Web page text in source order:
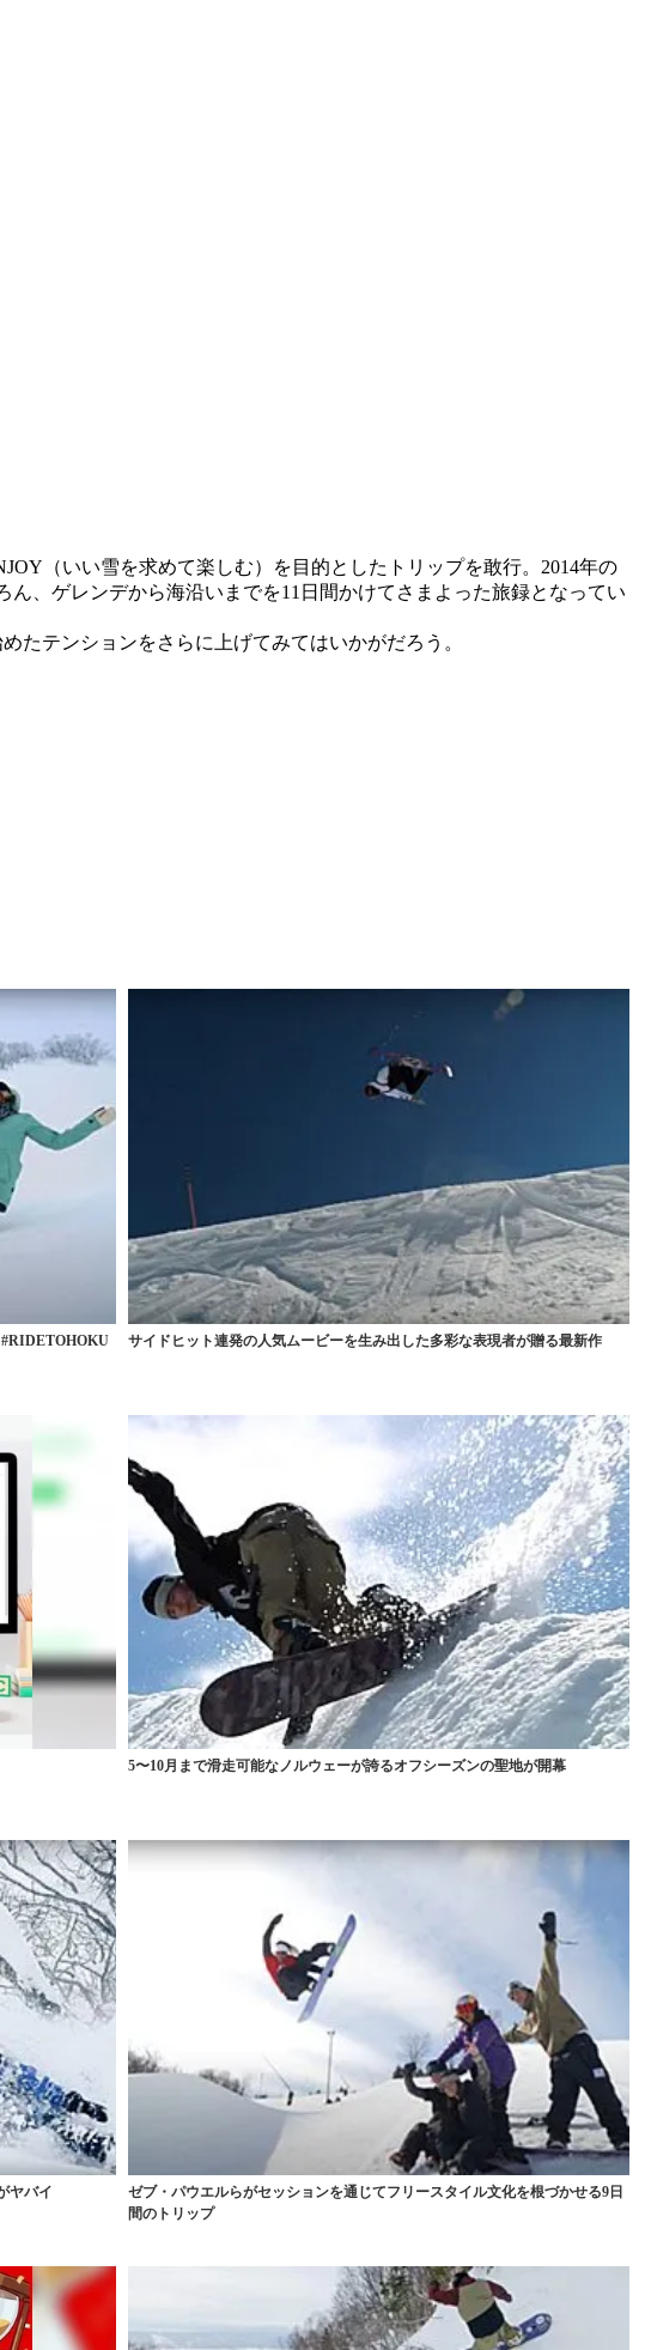
（いい雪を求めて楽しむ）を目的としたトリップを敢行。2014年の
、ゲレンデから海沿いまでを11日間かけてさまよった旅録となってい
たテンションをさらに上げてみてはいかがだろう。
サイドヒット連発の人気ムービーを生み出した多彩な表現者が贈る最新作
5〜10月まで滑走可能なノルウェーが誇るオフシーズンの聖地が開幕
ヤバイ
ゼブ・パウエルらがセッションを通じてフリースタイル文化を根づかせる9日
間のトリップ